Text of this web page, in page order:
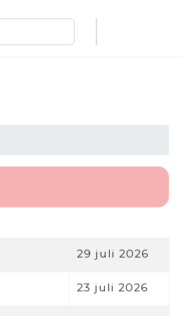
29 juli 2026
23 juli 2026